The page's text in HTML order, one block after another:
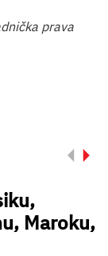
prava
Maroku,